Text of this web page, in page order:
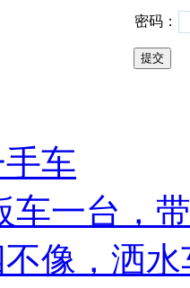
密码：
车
车一台，
像，洒